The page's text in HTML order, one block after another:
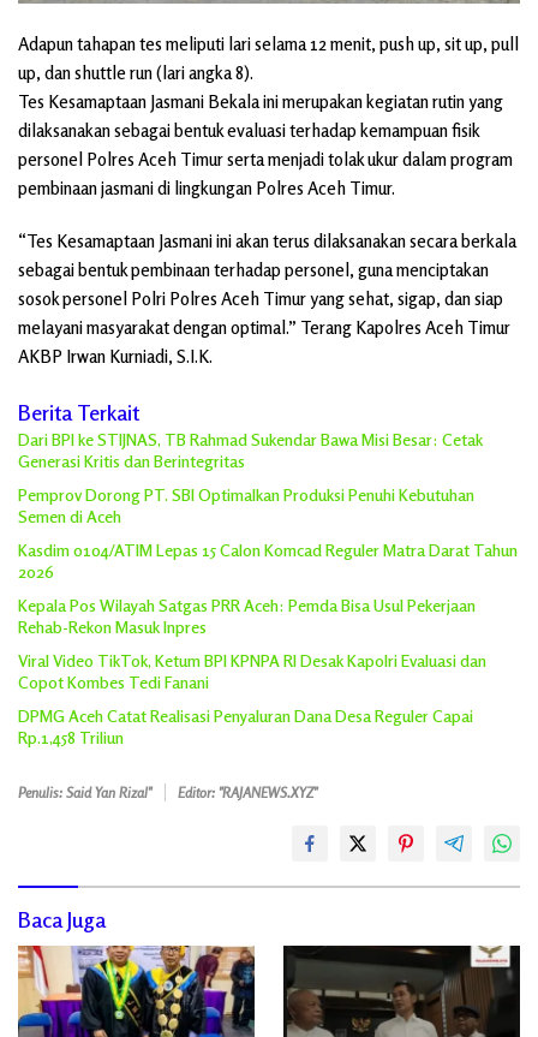
Adapun tahapan tes meliputi lari selama 12 menit, push up, sit up, pull
up, dan shuttle run (lari angka 8).
Tes Kesamaptaan Jasmani Bekala ini merupakan kegiatan rutin yang
dilaksanakan sebagai bentuk evaluasi terhadap kemampuan fisik
personel Polres Aceh Timur serta menjadi tolak ukur dalam program
pembinaan jasmani di lingkungan Polres Aceh Timur.
“Tes Kesamaptaan Jasmani ini akan terus dilaksanakan secara berkala
sebagai bentuk pembinaan terhadap personel, guna menciptakan
sosok personel Polri Polres Aceh Timur yang sehat, sigap, dan siap
melayani masyarakat dengan optimal.” Terang Kapolres Aceh Timur
AKBP Irwan Kurniadi, S.I.K.
Berita Terkait
Dari BPI ke STIJNAS, TB Rahmad Sukendar Bawa Misi Besar: Cetak
Generasi Kritis dan Berintegritas
Pemprov Dorong PT. SBI Optimalkan Produksi Penuhi Kebutuhan
Semen di Aceh
Kasdim 0104/ATIM Lepas 15 Calon Komcad Reguler Matra Darat Tahun
2026
Kepala Pos Wilayah Satgas PRR Aceh: Pemda Bisa Usul Pekerjaan
Rehab-Rekon Masuk Inpres
Viral Video TikTok, Ketum BPI KPNPA RI Desak Kapolri Evaluasi dan
Copot Kombes Tedi Fanani
DPMG Aceh Catat Realisasi Penyaluran Dana Desa Reguler Capai
Rp.1,458 Triliun
Penulis: Said Yan Rizal" Editor: "RAJANEWS.XYZ"
Baca Juga